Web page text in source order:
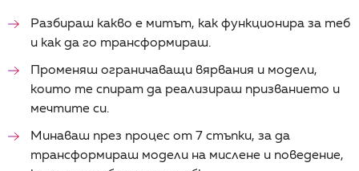
Разбираш какво е митът, как функционира за теб
и как да го трансформираш.
Променяш ограничаващи вярвания и модели,
които те спират да реализираш призванието и
мечтите си.
Минаваш през процес от 7 стъпки, за да
трансформираш модели на мислене и поведение,